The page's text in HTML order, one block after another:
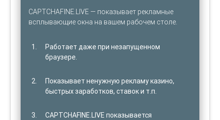
CAPTCHAFINE.LIVE — показывает рекламные
всплывающие окна на вашем рабочем столе.
Работает даже при незапущенном
браузере.
Показывает ненужную рекламу казино,
быстрых заработков, ставок и т.п.
CAPTCHAFINE.LIVE показывается